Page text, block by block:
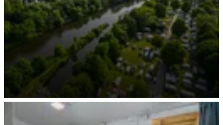
Natur trotz Citynähe - Vogelperspektive